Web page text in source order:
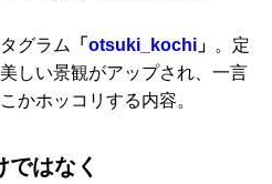
グラム 「 otsuki_kochi 」 。定
しい景観がアップされ、一言
かホッコリする内容。
はなく